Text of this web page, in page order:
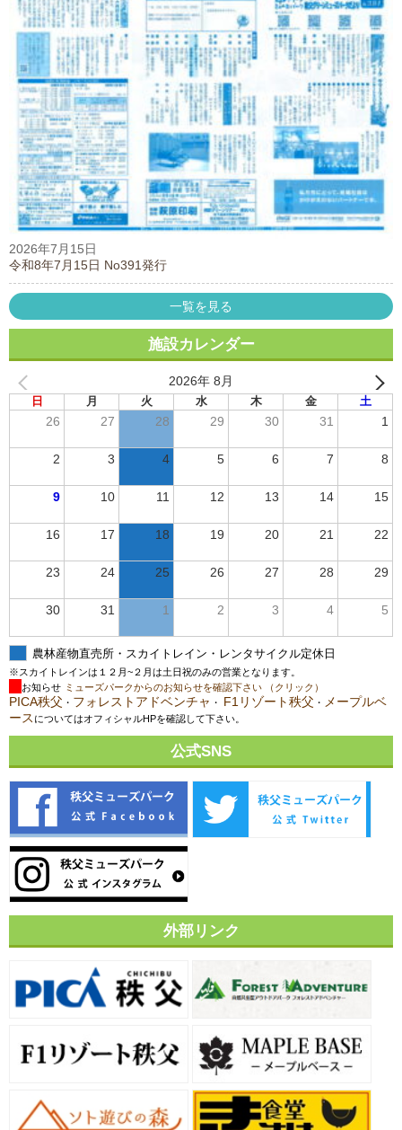
2026年7月15日
令和8年7月15日 No391発行
一覧を見る
施設カレンダー
2026年 8月
日 月 火 水 木 金 土
26 27 28 29 30 31 1
2 3 4 5 6 7 8
9 10 11 12 13 14 15
16 17 18 19 20 21 22
23 24 25 26 27 28 29
30 31 1 2 3 4 5
農林産物直売所・スカイトレイン・レンタサイクル定休日
※スカイトレインは１２月~２月は土日祝のみの営業となります。
お知らせ ミューズパークからのお知らせを確認下さい （クリック）
PICA秩父 ・ フォレストアドベンチャ ・ F1リゾート秩父 ・ メープルベ
ース についてはオフィシャルHPを確認して下さい。
公式SNS
外部リンク